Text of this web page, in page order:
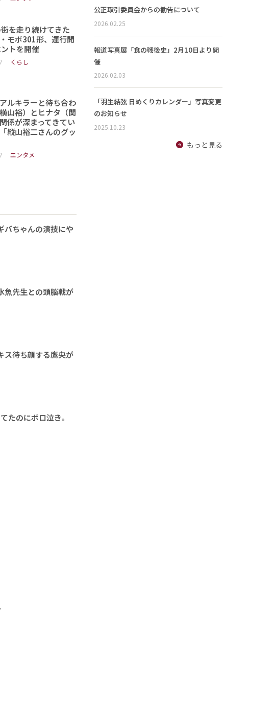
を走り続けてきた
モボ301形、運行開
トを開催
くらし
ルキラーと待ち合わ
山裕）とヒナタ（関
係が深まってきてい
縦山裕二さんのグッ
エンタメ
バちゃんの演技にや
魚先生との頭脳戦が
ス待ち顔する鷹央が
たのにボロ泣き。
公正取引委員会からの勧告について
2026.02.25
報道写真展「食の戦後史」2月10日より開
催
2026.02.03
「羽生結弦 日めくりカレンダー」写真変更
のお知らせ
2025.10.23
もっと見る